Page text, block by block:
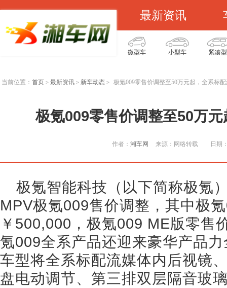
最新资讯
微型车 小型车 紧凑型
当前位置： 首页 > 最新资讯 > 新车动态 > 极氪009零售价调整至50万元起，全系标
极氪009零售价调整至50万
作者： 湘车网 来源：网络转载 日期
极氪智能科技（以下简称极氪
MPV极氪009售价调整，其中极
￥500,000，极氪009 ME版零售
氪009全系产品还迎来豪华产品
车型将全系标配流媒体内后视镜
盘电动调节、第三排双层隔音玻